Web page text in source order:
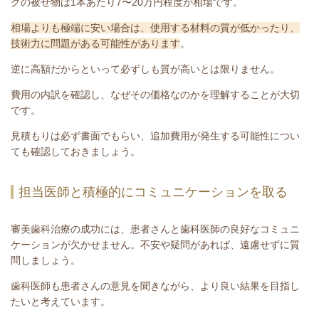
相場よりも極端に安い場合は、使用する材料の質が低かったり、
技術力に問題がある可能性があります。
逆に高額だからといって必ずしも質が高いとは限りません。
費用の内訳を確認し、なぜその価格なのかを理解することが大切
です。
見積もりは必ず書面でもらい、追加費用が発生する可能性につい
ても確認しておきましょう。
担当医師と積極的にコミュニケーションを取る
審美歯科治療の成功には、患者さんと歯科医師の良好なコミュニ
ケーションが欠かせません。不安や疑問があれば、遠慮せずに質
問しましょう。
歯科医師も患者さんの意見を聞きながら、より良い結果を目指し
たいと考えています。